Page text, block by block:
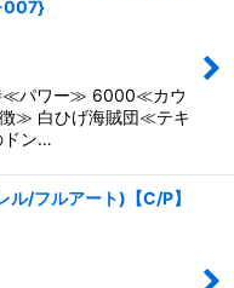
007}
パワー≫ 6000≪カウ
≫ 白ひげ海賊団≪テキ
ドン…
ル/フルアート)【C/P】